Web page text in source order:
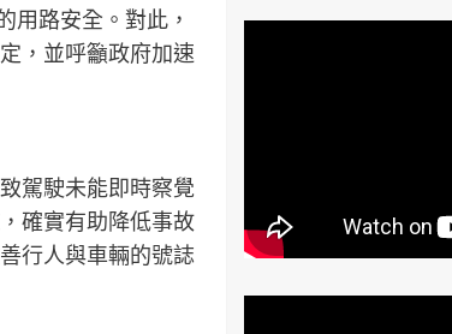
用路安全。對此，
，並呼籲政府加速
駕駛未能即時察覺
確實有助降低事故
行人與車輛的號誌